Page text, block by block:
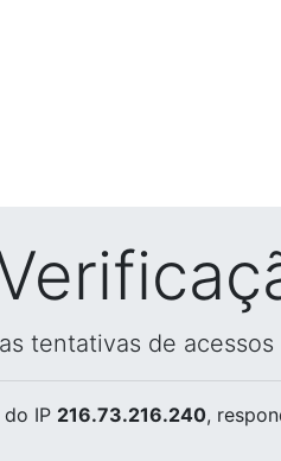
tentativas de
do IP 216.73.216.240,